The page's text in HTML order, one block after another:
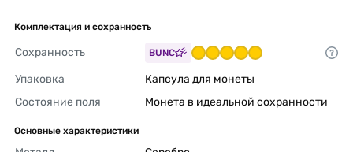
Комплектация и сохранность
Сохранность BUNC
Упаковка
Капсула для монеты
Состояние поля
Монета в идеальной сохранности
Основные характеристики